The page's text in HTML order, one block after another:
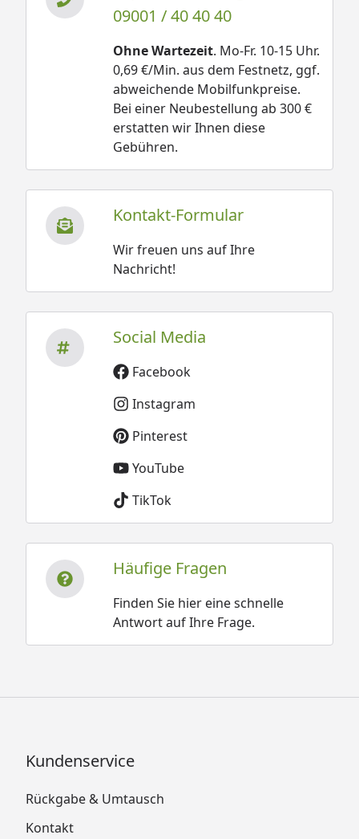
09001 / 40 40 40
Ohne Wartezeit. Mo-Fr. 10-15 Uhr.
0,69 €/Min. aus dem Festnetz, ggf.
abweichende Mobilfunkpreise.
Bei einer Neubestellung ab 300 €
erstatten wir Ihnen diese
Gebühren.
Kontakt-Formular
Wir freuen uns auf Ihre
Nachricht!
Social Media
Facebook
Instagram
Pinterest
YouTube
TikTok
Häufige Fragen
Finden Sie hier eine schnelle
Antwort auf Ihre Frage.
Kundenservice
Rückgabe & Umtausch
Kontakt